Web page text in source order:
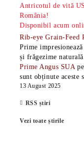
Antricotul de vită
România!
Disponibil acum
Rib-eye Grain-Feed
Prime
și frăgezime
Prime Angus SUA
sunt obținute aceste
13 August 2025
RSS știri
Vezi toate știrile